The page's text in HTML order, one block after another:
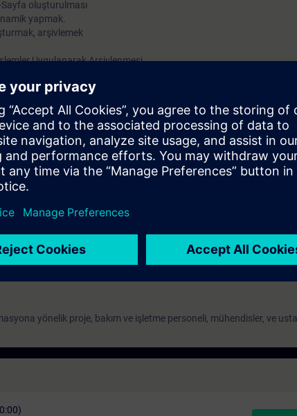
oluşturulması
yapmak.
arşivlemek
Uygulanarak Arşivlenmesi
Raporlama, Zaman Kontrollu Raporlama, Olay Kontrollu
(Trendler ve Tablolar)
ile Global C aksiyonları
tanıtılması ve bu yazılım ile bilgisayardan prosesleri izleme,
ve bilgisayar ile grafik resim-tasarım becerisine sahip olmak.
yönelik proje, bakım ve işletme personeli, mühendisler, ve